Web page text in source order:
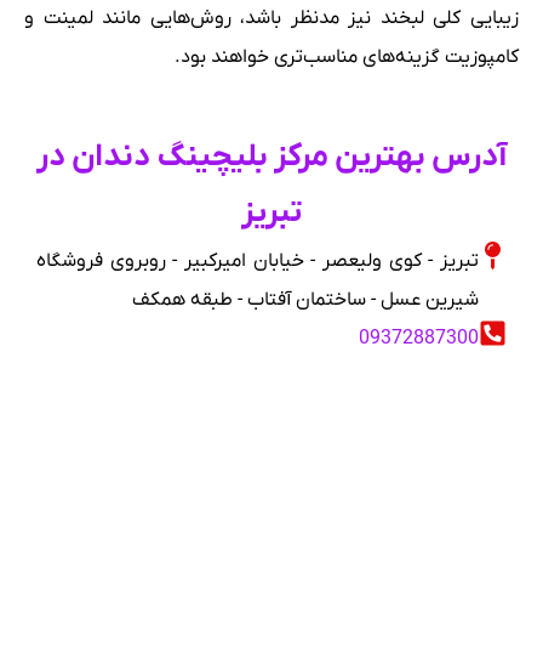
زیبایی کلی لبخند نیز مدنظر باشد، روش‌هایی مانند لمینت و
کامپوزیت گزینه‌های مناسب‌تری خواهند بود.
آدرس بهترین مرکز بلیچینگ دندان در
تبریز
تبریز - کوی ولیعصر - خیابان امیرکبیر - روبروی فروشگاه
شیرین عسل - ساختمان آفتاب - طبقه همکف
09372887300